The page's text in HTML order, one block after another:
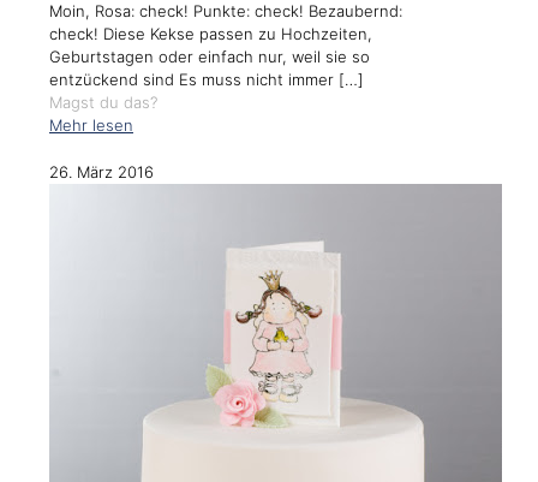
Moin, Rosa: check! Punkte: check! Bezaubernd:
check! Diese Kekse passen zu Hochzeiten,
Geburtstagen oder einfach nur, weil sie so
entzückend sind Es muss nicht immer […]
Magst du das?
Mehr lesen
26. März 2016